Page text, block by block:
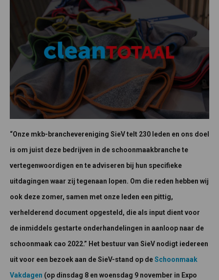
“Onze mkb-branchevereniging SieV telt 230 leden en ons doel
is om juist deze bedrijven in de schoonmaakbranche te
vertegenwoordigen en te adviseren bij hun specifieke
uitdagingen waar zij tegenaan lopen. Om die reden hebben wij
ook deze zomer, samen met onze leden een pittig,
verhelderend document opgesteld, die als input dient voor
de inmiddels gestarte onderhandelingen in aanloop naar de
schoonmaak cao 2022.” Het bestuur van SieV nodigt iedereen
uit voor een bezoek aan de SieV-stand op deSchoonmaak
Vakdagen (op dinsdag 8 en woensdag 9 november in Expo